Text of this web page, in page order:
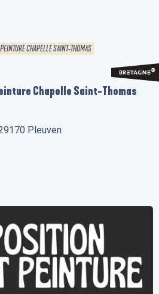
CHAPELLE SAINT-THOMAS
Chapelle Saint-Thomas
Pleuven